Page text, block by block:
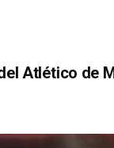
Atlético de